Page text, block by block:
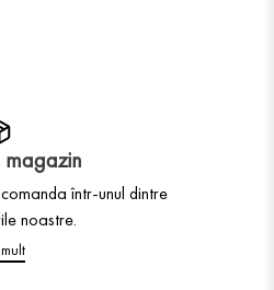
magazin
într-unul dintre
noastre.